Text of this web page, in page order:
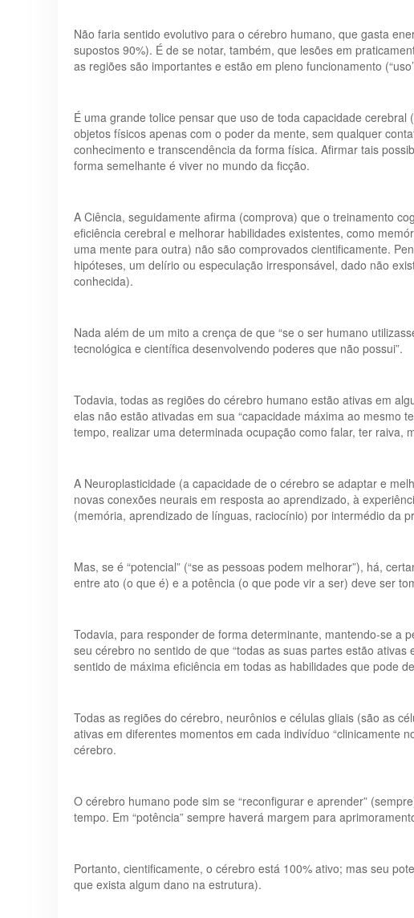
Não faria sentido evolutivo para o cérebro humano, que gasta
supostos 90%). É de se notar, também, que lesões em
as regiões são importantes e estão em pleno funcionamento
É uma grande tolice pensar que uso de toda capacidade
objetos físicos apenas com o poder da mente, sem qualquer
conhecimento e transcendência da forma física. Afirmar tais
forma semelhante é viver no mundo da ficção.
A Ciência, seguidamente afirma (comprova) que o treinamento
eficiência cerebral e melhorar habilidades existentes, como
uma mente para outra) não são comprovados cientificamente.
hipóteses, um delírio ou especulação irresponsável, dado não
conhecida).
Nada além de um mito a crença de que “se o ser humano
tecnológica e científica desenvolvendo poderes que não possui”.
Todavia, todas as regiões do cérebro humano estão ativas em
elas não estão ativadas em sua “capacidade máxima ao mesmo
tempo, realizar uma determinada ocupação como falar, ter raiva,
A Neuroplasticidade (a capacidade de o cérebro se adaptar e
novas conexões neurais em resposta ao aprendizado, à
(memória, aprendizado de línguas, raciocínio) por intermédio da
Mas, se é “potencial” (“se as pessoas podem melhorar”), há,
entre ato (o que é) e a potência (o que pode vir a ser) deve ser
Todavia, para responder de forma determinante, mantendo-se a
seu cérebro no sentido de que “todas as suas partes estão
sentido de máxima eficiência em todas as habilidades que pode
Todas as regiões do cérebro, neurônios e células gliais (são as
ativas em diferentes momentos em cada indivíduo “clinicamente
cérebro.
O cérebro humano pode sim se “reconfigurar e aprender”
tempo. Em “potência” sempre haverá margem para
Portanto, cientificamente, o cérebro está 100% ativo; mas seu
que exista algum dano na estrutura).